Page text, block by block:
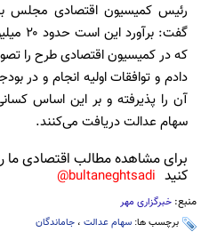
رئیس کمیسیون اقتصادی مجلس
گفت:
که در کمیسیون اقتصادی طرح را
دادم و توافقات اولیه انجام و در
آن را پذیرفته و بر این اساس
سهام عدالت دریافت می‌کنند.
برای مشاهده مطالب اقتصادی ما
کنید bultaneghtsadi@
منبع: خبرگزاری مهر
برچسب ها: سهام عدالت ، جاماندگان